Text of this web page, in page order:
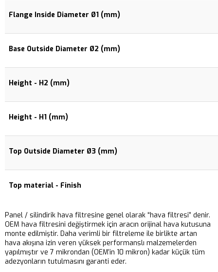
Flange Inside Diameter Ø1 (mm)
Base Outside Diameter Ø2 (mm)
Height - H2 (mm)
Height - H1 (mm)
Top Outside Diameter Ø3 (mm)
Top material - Finish
Panel / silindirik hava filtresine genel olarak “hava filtresi” denir.
OEM hava filtresini değiştirmek için aracın orijinal hava kutusuna
monte edilmiştir. Daha verimli bir filtreleme ile birlikte artan
hava akışına izin veren yüksek performanslı malzemelerden
yapılmıştır ve 7 mikrondan (OEM’in 10 mikron) kadar küçük tüm
adezyonların tutulmasını garanti eder.